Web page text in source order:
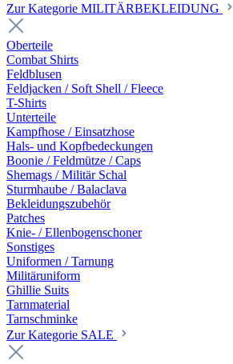
Zur Kategorie MILITÄRBEKLEIDUNG
Oberteile
Combat Shirts
Feldblusen
Feldjacken / Soft Shell / Fleece
T-Shirts
Unterteile
Kampfhose / Einsatzhose
Hals- und Kopfbedeckungen
Boonie / Feldmütze / Caps
Shemags / Militär Schal
Sturmhaube / Balaclava
Bekleidungszubehör
Patches
Knie- / Ellenbogenschoner
Sonstiges
Uniformen / Tarnung
Militäruniform
Ghillie Suits
Tarnmaterial
Tarnschminke
Zur Kategorie SALE